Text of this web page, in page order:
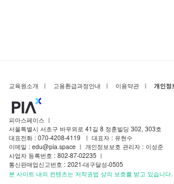
교육원소개 ㅣ 고용환급과정안내 ㅣ 이용약관 ㅣ 개인정
피아스페이스 ㅣ
서울특별시 서초구 바우뫼로 41길 8 정훈빌딩 302, 303호
대표전화 : 070-4208-4119 ㅣ 대표자 : 유현수
이메일 : edu@pia.space ㅣ 개인정보보호 관리자 : 이성준
사업자 등록번호 : 802-87-02235 ㅣ
통신판매업신고번호 : 2021-대구달성-0505
본 사이트 내의 컨텐츠는 저작권법 상의 보호를 받고 있습니다.